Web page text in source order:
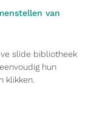
van
slide bibliotheek
hun
klikken.